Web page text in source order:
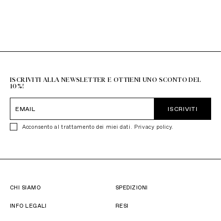
ISCRIVITI ALLA NEWSLETTER E OTTIENI UNO SCONTO DEL
10%!
ISCRIVITI
Acconsento al trattamento dei miei dati. Privacy policy.
CHI SIAMO
INFO LEGALI
SPEDIZIONI
RESI